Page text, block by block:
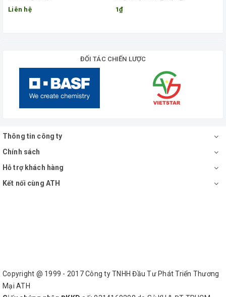
Liên hệ 1₫
ĐỐI TÁC CHIẾN LƯỢC
Thông tin công ty
Chính sách
Hỗ trợ khách hàng
Kết nối cùng ATH
Copyright @ 1999 - 2017 Công ty TNHH Đầu Tư Phát Triển Thương
Mại ATH